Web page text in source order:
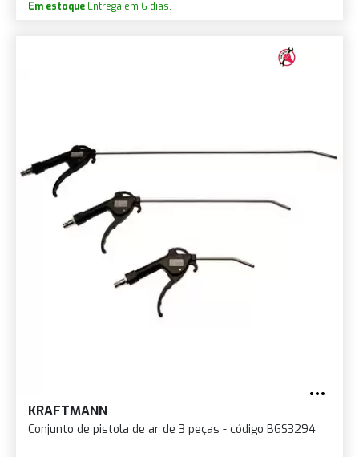
Em estoque Entrega em 6 dias.
KRAFTMANN
Conjunto de pistola de ar de 3 peças - código BGS3294